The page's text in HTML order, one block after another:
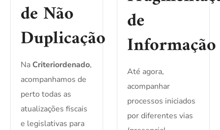
de Não
Duplicação
Na Criteriordenado,
acompanhamos de
perto todas as
atualizações fiscais
e legislativas para
de
Informação
Até agora,
acompanhar
processos iniciados
por diferentes vias